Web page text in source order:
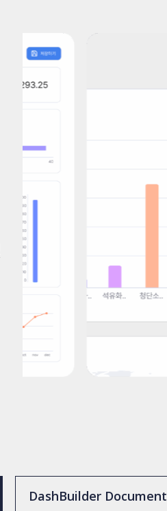
DashBuilder Document